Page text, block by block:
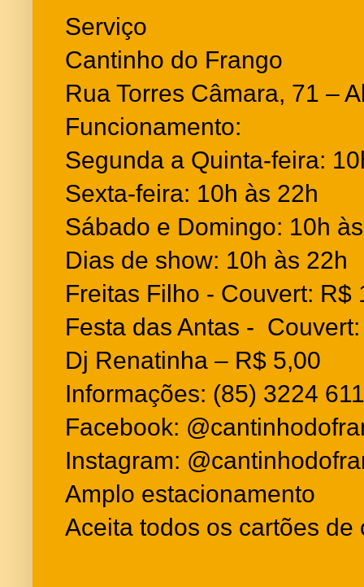
Serviço
Cantinho do Frango
Rua Torres Câmara, 71 –
Funcionamento:
Segunda a Quinta-feira:
Sexta-feira: 10h às 22h
Sábado e Domingo: 10h
Dias de show: 10h
Freitas Filho - Couvert:
Festa das Antas -
Dj Renatinha – R$ 5,00
Informações: (85) 3224
Facebook:
Instagram:
Amplo estacionamento
Aceita todos os cartões de